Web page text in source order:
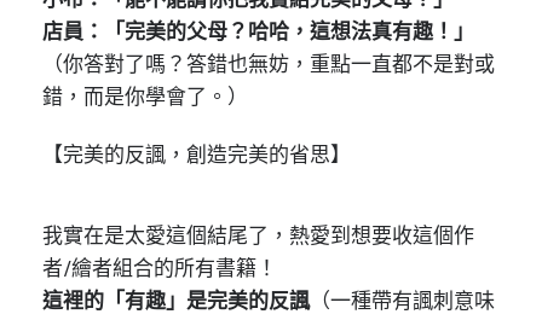
店員：「完美的父母？哈哈，這想法真有趣！」
（你答對了嗎？答錯也無妨，重點一直都不是對或
錯，而是你學會了。）
【完美的反諷，創造完美的省思】
我實在是太愛這個結尾了，熱愛到想要收這個作
者/繪者組合的所有書籍！
這裡的「有趣」是完美的反諷（一種帶有諷刺意味